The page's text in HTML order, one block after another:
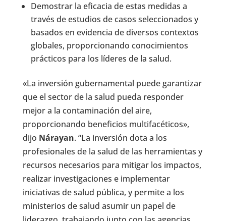
Demostrar la eficacia de estas medidas a
través de estudios de casos seleccionados y
basados ​​en evidencia de diversos contextos
globales, proporcionando conocimientos
prácticos para los líderes de la salud.
«La inversión gubernamental puede garantizar
que el sector de la salud pueda responder
mejor a la contaminación del aire,
proporcionando beneficios multifacéticos»,
dijo Nárayan. “La inversión dota a los
profesionales de la salud de las herramientas y
recursos necesarios para mitigar los impactos,
realizar investigaciones e implementar
iniciativas de salud pública, y permite a los
ministerios de salud asumir un papel de